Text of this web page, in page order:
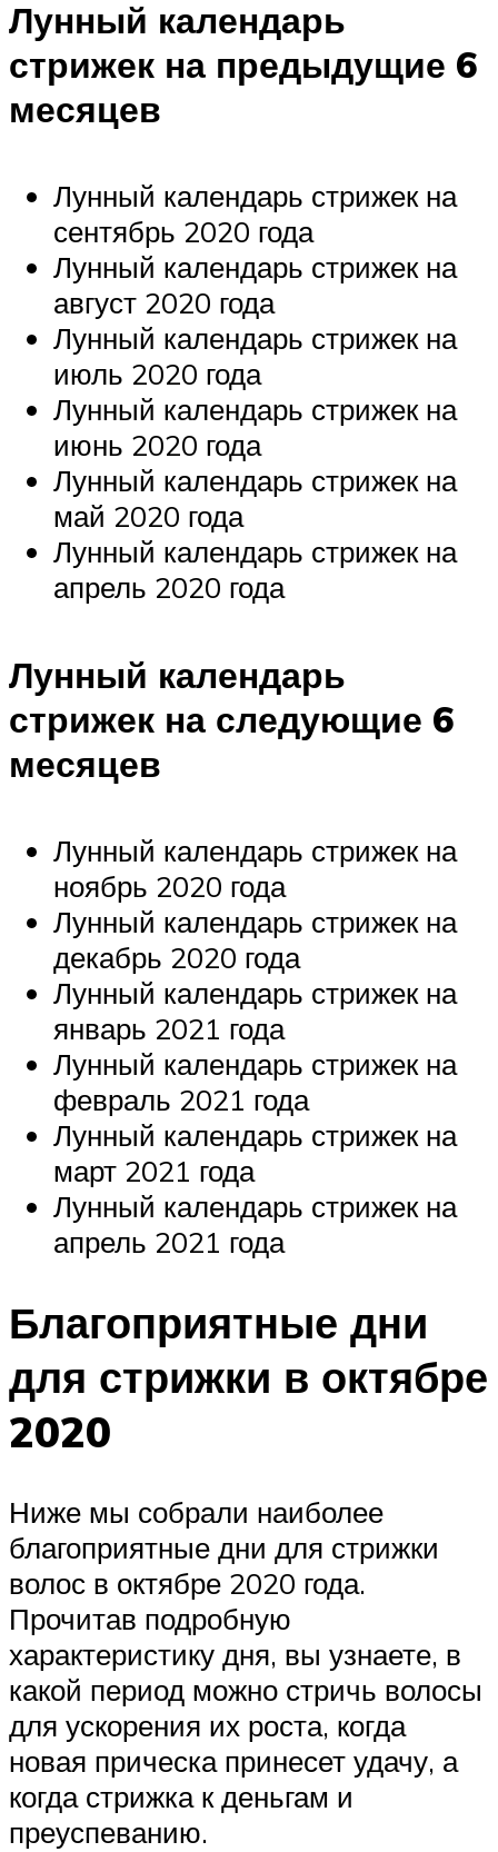
Лунный календарь
стрижек на предыдущие 6
месяцев
Лунный календарь стрижек на
сентябрь 2020 года
Лунный календарь стрижек на
август 2020 года
Лунный календарь стрижек на
июль 2020 года
Лунный календарь стрижек на
июнь 2020 года
Лунный календарь стрижек на
май 2020 года
Лунный календарь стрижек на
апрель 2020 года
Лунный календарь
стрижек на следующие 6
месяцев
Лунный календарь стрижек на
ноябрь 2020 года
Лунный календарь стрижек на
декабрь 2020 года
Лунный календарь стрижек на
январь 2021 года
Лунный календарь стрижек на
февраль 2021 года
Лунный календарь стрижек на
март 2021 года
Лунный календарь стрижек на
апрель 2021 года
Благоприятные дни
для стрижки в октябре
2020
Ниже мы собрали наиболее
благоприятные дни для стрижки
волос в октябре 2020 года.
Прочитав подробную
характеристику дня, вы узнаете, в
какой период можно стричь волосы
для ускорения их роста, когда
новая прическа принесет удачу, а
когда стрижка к деньгам и
преуспеванию.